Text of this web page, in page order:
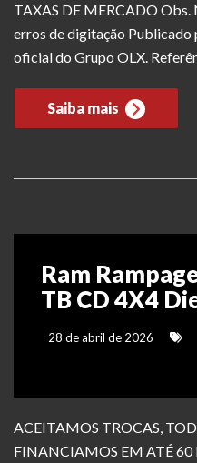
TAXAS DE MERCADO Obs.
erros de digitação
oficial do Grupo OLX.
Saiba mais
Ram
TB CD 4X4
28 de abril de 2026
ACEITAMOS TROCAS,
FINANCIAMOS EM ATÉ 60